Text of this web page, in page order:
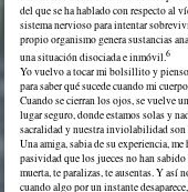
del que se ha hablado con respecto al
sistema nervioso para intentar
propio organismo genera sustancias
una situación disociada e inmóvil.6
Yo vuelvo a tocar mi bolsillito y
para saber qué sucede cuando mi
Cuando se cierran los ojos, se vuelve
lugar seguro, donde estamos solas y
sacralidad y nuestra inviolabilidad son
Una amiga, sabia de su experiencia,
pasividad que los jueces no han
muerta, te paralizas, te ausentas. Y así
cuando algo por un instante